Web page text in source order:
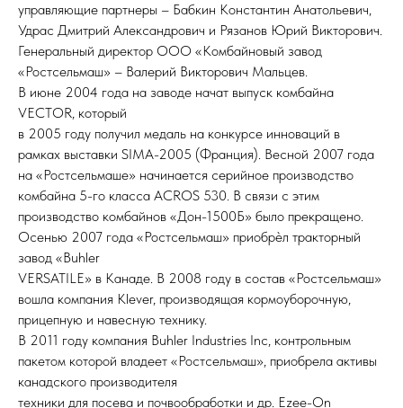
управляющие партнеры – Бабкин Константин Анатольевич,
Удрас Дмитрий Александрович и Рязанов Юрий Викторович.
Генеральный директор ООО «Комбайновый завод
«Ростсельмаш» – Валерий Викторович Мальцев.
В июне 2004 года на заводе начат выпуск комбайна
VECTOR, который
в 2005 году получил медаль на конкурсе инноваций в
рамках выставки SIMA-2005 (Франция). Весной 2007 года
на «Ростсельмаше» начинается серийное производство
комбайна 5-го класса ACROS 530. В связи с этим
производство комбайнов «Дон-1500Б» было прекращено.
Осенью 2007 года «Ростсельмаш» приобрѐл тракторный
завод «Buhler
VERSATILE» в Канаде. В 2008 году в состав «Ростсельмаш»
вошла компания Klever, производящая кормоуборочную,
прицепную и навесную технику.
В 2011 году компания Buhler Industries Inc, контрольным
пакетом которой владеет «Ростсельмаш», приобрела активы
канадского производителя
техники для посева и почвообработки и др. Ezee-On